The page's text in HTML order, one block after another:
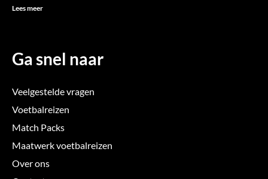
Lees meer
Ga snel naar
Veelgestelde vragen
Voetbalreizen
Match Packs
Maatwerk voetbalreizen
Over ons